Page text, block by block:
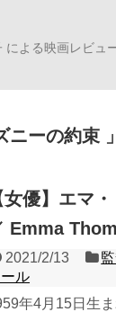
による映画レビュ
ニーの約束
女優】エマ
Emma
2021/2/13
ール
年4月15日生